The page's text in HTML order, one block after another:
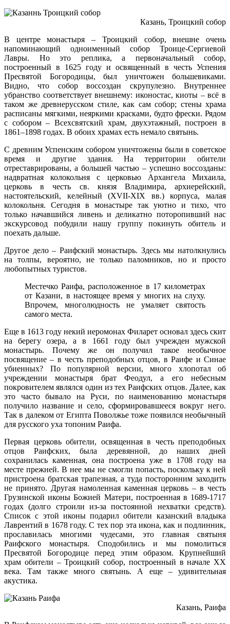
Казань, Троицкий собор
В центре монастыря – Троицкий собор, внешне очень
напоминающий одноименный собор Троице-Сергиевой
Лавры. Но это реплика, а первоначальный собор,
построенный в 1625 году и освященный в честь Успения
Пресвятой Богородицы, был уничтожен большевиками.
Видно, что собор воссоздан скрупулезно. Внутреннее
убранство соответствует внешнему: иконостас, киоты – всё в
таком же древнерусском стиле, как сам собор; стены храма
расписаны мягкими, неяркими красками, будто фрески. Рядом
с собором – Всехсвятский храм, двухэтажный, построен в
1861–1898 годах. В обоих храмах есть немало святынь.
С древним Успенским собором уничтожены были в советское
время и другие здания. На территории обители
отреставрированы, а большей частью – успешно воссозданы:
надвратная колокольня с церковью Архангела Михаила,
церковь в честь св. князя Владимира, архиерейский,
настоятельский, келейный (XVII-XIX вв.) корпуса, малая
колокольня. Сегодня в монастыре так уютно и тихо, что
только начавшийся ливень и деликатно поторопивший нас
экскурсовод побудили нашу группу покинуть обитель и
поехать дальше.
Другое дело – Раифский монастырь. Здесь мы натолкнулись
на толпы, вероятно, не только паломников, но и просто
любопытных туристов.
Местечко Раифа, расположенное в 17 километрах
от Казани, в настоящее время у многих на слуху.
Впрочем, многолюдность не умаляет святость
самого места.
Еще в 1613 году некий иеромонах Филарет основал здесь скит
на берегу озера, а в 1661 году был учрежден мужской
монастырь. Почему же он получил такое необычное
посвящение – в честь преподобных отцов, в Раифе и Синае
убиенных? По популярной версии, много хлопотал об
учреждении монастыря брат Феодул, а его небесным
покровителем являлся один из тех Раифских отцов. Далее, как
это часто бывало на Руси, по наименованию монастыря
получило название и село, сформировавшееся вокруг него.
Так в далеком от Египта Поволжье тоже появился необычный
для русского уха топоним Раифа.
Первая церковь обители, освященная в честь преподобных
отцов Раифских, была деревянной, до наших дней
сохранилась каменная, она построена уже в 1708 году на
месте прежней. В нее мы не смогли попасть, поскольку к ней
пристроена братская трапезная, а туда посторонним заходить
не принято. Другая намоленная каменная церковь – в честь
Грузинской иконы Божией Матери, построенная в 1689-1717
годах (долго строили из-за постоянной нехватки средств).
Список с этой иконы подарил обители казанский владыка
Лаврентий в 1678 году. С тех пор эта икона, как и подлинник,
прославилась многими чудесами, это главная святыня
Раифского монастыря. Сподобились и мы помолиться
Пресвятой Богородице перед этим образом. Крупнейший
храм обители – Троицкий собор, построенный в начале XX
века. Там также много святынь. А еще – удивительная
акустика.
Казань, Раифа